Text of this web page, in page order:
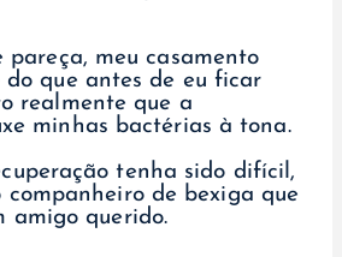
pareça, meu casamento
que antes de eu ficar
realmente que a
minhas bactérias à tona.
tenha sido difícil,
de bexiga que
amigo querido.